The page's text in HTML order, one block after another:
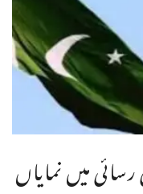
رسائی میں نمایاں